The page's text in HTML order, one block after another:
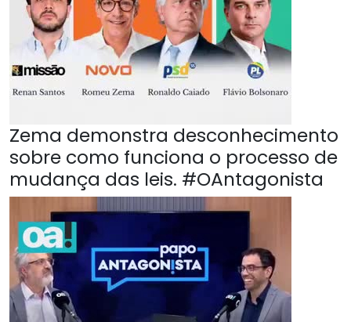
Zema demonstra desconhecimento
sobre como funciona o processo de
mudança das leis. #OAntagonista